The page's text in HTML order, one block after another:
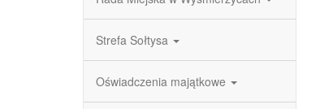
Strefa Sołtysa
Oświadczenia majątkowe